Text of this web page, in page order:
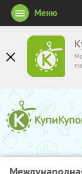
Меню